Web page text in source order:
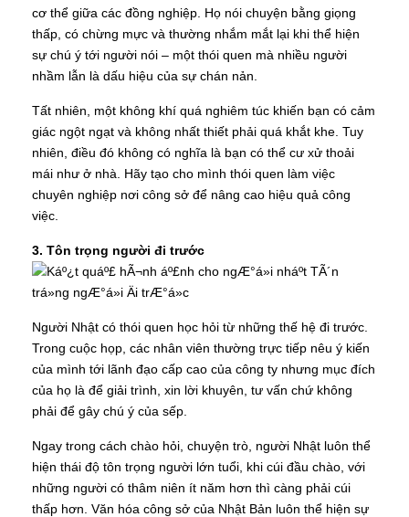
cơ thể giữa các đồng nghiệp. Họ nói chuyện bằng giọng
thấp, có chừng mực và thường nhắm mắt lại khi thể hiện
sự chú ý tới người nói – một thói quen mà nhiều người
nhầm lẫn là dấu hiệu của sự chán nản.
Tất nhiên, một không khí quá nghiêm túc khiến bạn có cảm
giác ngột ngạt và không nhất thiết phải quá khắt khe. Tuy
nhiên, điều đó không có nghĩa là bạn có thể cư xử thoải
mái như ở nhà. Hãy tạo cho mình thói quen làm việc
chuyên nghiệp nơi công sở để nâng cao hiệu quả công
việc.
3. Tôn trọng người đi trước
Người Nhật có thói quen học hỏi từ những thế hệ đi trước.
Trong cuộc họp, các nhân viên thường trực tiếp nêu ý kiến
của mình tới lãnh đạo cấp cao của công ty nhưng mục đích
của họ là để giải trình, xin lời khuyên, tư vấn chứ không
phải để gây chú ý của sếp.
Ngay trong cách chào hỏi, chuyện trò, người Nhật luôn thể
hiện thái độ tôn trọng người lớn tuổi, khi cúi đầu chào, với
những người có thâm niên ít năm hơn thì càng phải cúi
thấp hơn. Văn hóa công sở của Nhật Bản luôn thể hiện sự